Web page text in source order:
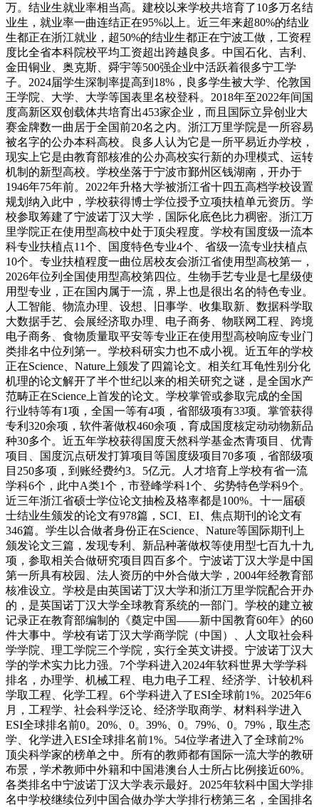
万。结业生就业率相当高。建校以来学校共培育了10多万名结
业生，就业率一曲连结正在95%以上。近三年来超80%的结业
生都正在浙江就业，超50%的结业生都正在宁波工做，工资程
度比全省本科院校平均工资超出跨越良多。中国石化、吉利、
金田铜业、奥克斯、舜宇等500强企业中活跃着很多宁工学
子。2024届学生深制率提高到18%，良多学生被大学、伦敦国
王学院、大学、大学等国表里名校登科。2018年至2022年间国
度高新区双创载体共培育出453家企业，而且国际立异创业大
赛金牌数一曲居于全国前20名之内。浙江万里学院是一所容易
被名字的公办本科高校。良多人认为它是一所平易近办学校，
现实上它是由教育部核准的公办高校实行新的办理模式、运转
机制的新型高校。学校坐落于宁波市鄞州区钱湖南，开办于
1946年75年前。2022年升格大学被浙江省十四五高档学校设置
规划纳入此中，学校获得博士学位授予立项扶植单元资历。学
校参取筹建了宁波诺丁汉大学，国际化底色比力稠密。浙江万
里学院正在使用型高校中处于顶尖程度。学校有国度级一流本
科专业扶植点11个、国度特色专业4个、省级一流专业扶植点
10个。专业扶植程度一曲位居校友会浙江省使用型高校第一，
2026年位列全国使用型高校第四位。生物手艺专业是七星级使
用型专业，正在国内属于一流，界上也是很出名的特色专业。
人工智能、物流办理、设想、旧事学、收集取新、数据科学取
大数据手艺、会展经济取办理、电子商务、物联网工程、跨境
电子商务、食物质量取平安等专业正在使用型高校响应专业门
类排名中位列第一。学校科研实力也不成小视。近五年的学校
正在Science、Nature上颁发了四篇论文。相关红耳龟性别分化
机理的论文解开了半个世纪以来的相关研究之谜，是全国水产
范畴正在Science上首发的论文。学校掌管或参取完成的全国
行业特等有1项，全国一等有4项，省部级项有33项。掌管获得
专利320余项，软件著做权460余项，育成国度核定动动物新品
种30多个。近五年学校获得国度天然科学基金杰青项目、优青
项目、国度沉点研发打算项目等国度级项目70多项，省部级项
目250多项，到账经费约3。5亿元。人才培育上学校有省一流
学科6个，此中A类1个，市登峰学科1个、劣势特色学科9个。
近三年浙江省硕士学位论文抽检及格率都是100%。十一届硕
士结业生颁发的论文有978篇，SCI、EI、焦点期刊的论文有
346篇。学生以合做者身份正在Science、Nature等国际期刊上
颁发论文三篇，发现专利、新品种著做权等使用型七百九十九
项，参取相关合做研究项目四百多个。宁波诺丁汉大学是中国
第一所具有校园、法人资历的中外合做大学，2004年经教育部
核准设立。学校是由英国诺丁汉大学和浙江万里学院配合开办
的，是英国诺丁汉大学全球教育系统的一部门。学校的建立被
记录正在教育部编制的《奠定中国——新中国教育60年》的60
件大事中。学校有诺丁汉大学商学院（中国）、人文取社会科
学学院、理工学院三个学院，实行全英文讲授。宁波诺丁汉大
学的学术实力比力强。7个学科进入2024年软科世界大学学科
排名，办理学、机械工程、电力电子工程、经济学、计较机科
学取工程、化学工程。6个学科进入了ESI全球前1%。2025年6
月，工程学、社会科学泛论、经济学取商学、材料科学进入
ESI全球排名前0。20%、0。39%、0。79%、0。79%，取生态
学、化学进入ESI全球排名前1%。54位学者进入了全球前2%
顶尖科学家的榜单之中。所有的教师都有国际一流大学的教研
布景，学术教师中外籍和中国港澳台人士所占比例接近60%。
各类排名中宁波诺丁汉大学表示最好。2025年软科中国大学排
名中学校继续位列中国合做办学大学排行榜第三名，全国排名